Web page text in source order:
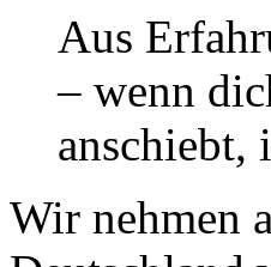
Aus
– wenn
anschiebt,
Wir nehmen